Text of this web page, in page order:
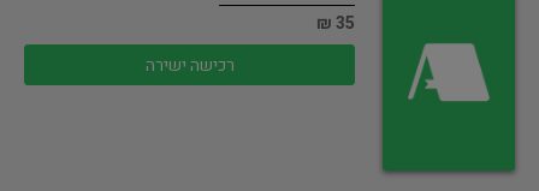
35 ₪
רכישה ישירה